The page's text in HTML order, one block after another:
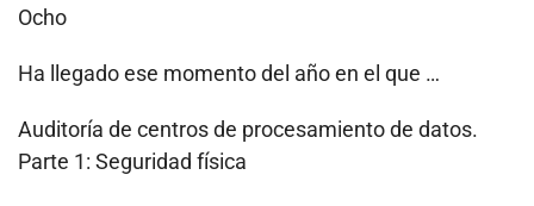
Ocho
Ha llegado ese momento del año en el que …
Auditoría de centros de procesamiento de datos.
Parte 1: Seguridad física